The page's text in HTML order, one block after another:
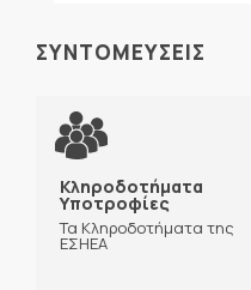
ΣΥΝΤΟΜΕΥΣΕΙΣ
Κληροδοτήματα
Υποτροφίες
Τα Κληροδοτήματα της
ΕΣΗΕΑ